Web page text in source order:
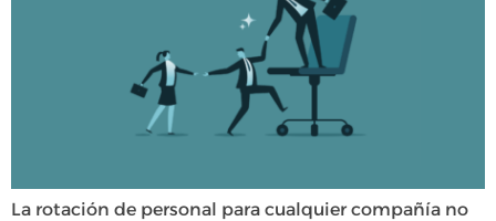
La rotación de personal para cualquier compañía no